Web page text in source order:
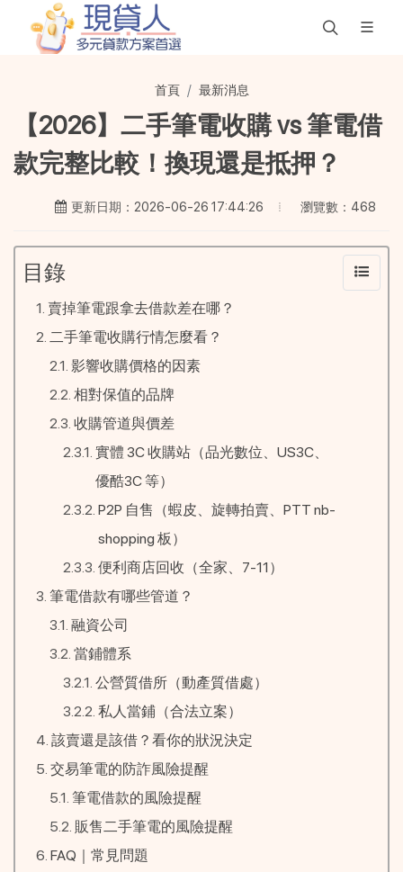
首頁 最新消息
【2026】二手筆電收購 vs 筆電借
款完整比較！換現還是抵押？
更新日期：2026-06-26 17:44:26 瀏覽數：468
目錄
賣掉筆電跟拿去借款差在哪？
二手筆電收購行情怎麼看？
影響收購價格的因素
相對保值的品牌
收購管道與價差
實體 3C 收購站（品光數位、US3C、
優酷3C 等）
P2P 自售（蝦皮、旋轉拍賣、PTT nb-
shopping 板）
便利商店回收（全家、7-11）
筆電借款有哪些管道？
融資公司
當鋪體系
公營質借所（動產質借處）
私人當鋪（合法立案）
該賣還是該借？看你的狀況決定
交易筆電的防詐風險提醒
筆電借款的風險提醒
販售二手筆電的風險提醒
FAQ｜常見問題